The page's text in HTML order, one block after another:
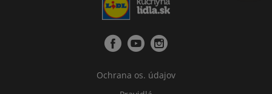
Ochrana os. údajov